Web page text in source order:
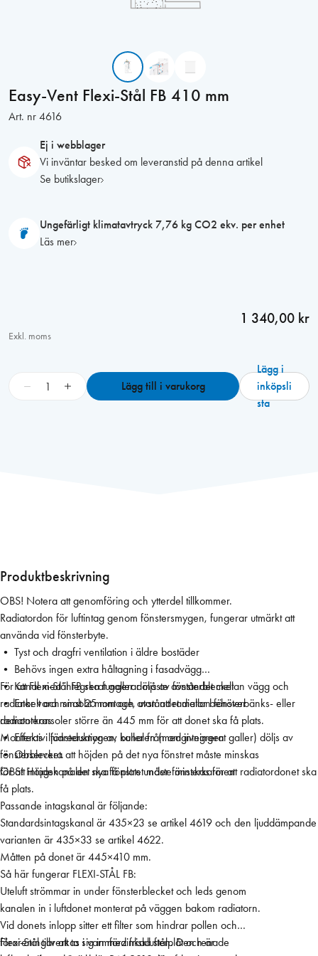
Easy-Vent Flexi-Stål FB 410 mm
Art. nr 4616
Ej i webblager
Vi inväntar besked om leveranstid på denna artikel
Se butikslager
Ungefärligt klimatavtryck 7,76 kg CO2 ekv. per enhet
Läs mer
1 340,00 kr
Exkl. moms
x
i
-
S
l
F
B
4
1
0
m
m
m
ä
n
g
d
+ Lägg till i varukorg
Lägg i
inköpsli
sta
Produktbeskrivning
OBS! Notera att genomföring och ytterdel tillkommer.
Radiatordon för luftintag genom fönstersmygen, fungerar utmärkt att
använda vid fönsterbyte.
• Tyst och dragfri ventilation i äldre bostäder
• Behövs ingen extra håltagning i fasadvägg
• Kanal med integrerat galler döljs av fönsterblecket
• Enkelt och snabbt montage, utan att radiator behöver
demonteras
• Effektiv ljudreduktion av buller från omgivningen
• Observera att höjden på det nya fönstret måste minskas
för att intagskanalen ska få plats under fönsterkarmen
För att Flexi-Stål FB ska fungerar måste avståndet mellan vägg och
radiator vara minst 25 mm och avståndet mellan fönsterbänks- eller
radiatorkonsoler större än 445 mm för att donet ska få plats.
Monteras i fönstersmygen, kanalen (med integrerat galler) döljs av
fönsterblecket.
OBS! Höjden på det nya fönstret måste minskas för att radiatordonet ska
få plats.
Passande intagskanal är följande:
Standardsintagskanal är 435×23 se artikel 4619 och den ljuddämpande
varianten är 435×33 se artikel 4622.
Måtten på donet är 445×410 mm.
Så här fungerar FLEXI-STÅL FB:
Uteluft strömmar in under fönsterblecket och leds genom
kanalen in i luftdonet monterat på väggen bakom radiatorn.
Vid donets inlopp sitter ett filter som hindrar pollen och
föroreningar att ta sig in med friskluften. Den renade
Flexi-Stål tillverkas i varmförzinkad stålplåt och är